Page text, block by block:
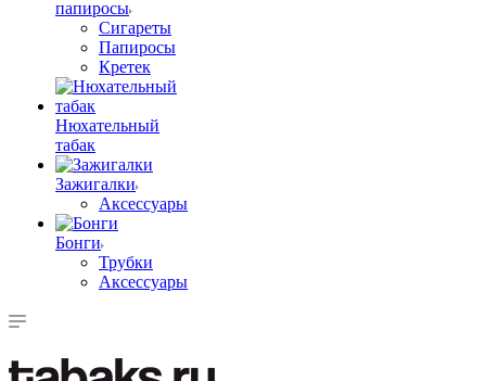
папиросы
Сигареты
Папиросы
Кретек
Нюхательный
табак
Зажигалки
Аксессуары
Бонги
Трубки
Аксессуары